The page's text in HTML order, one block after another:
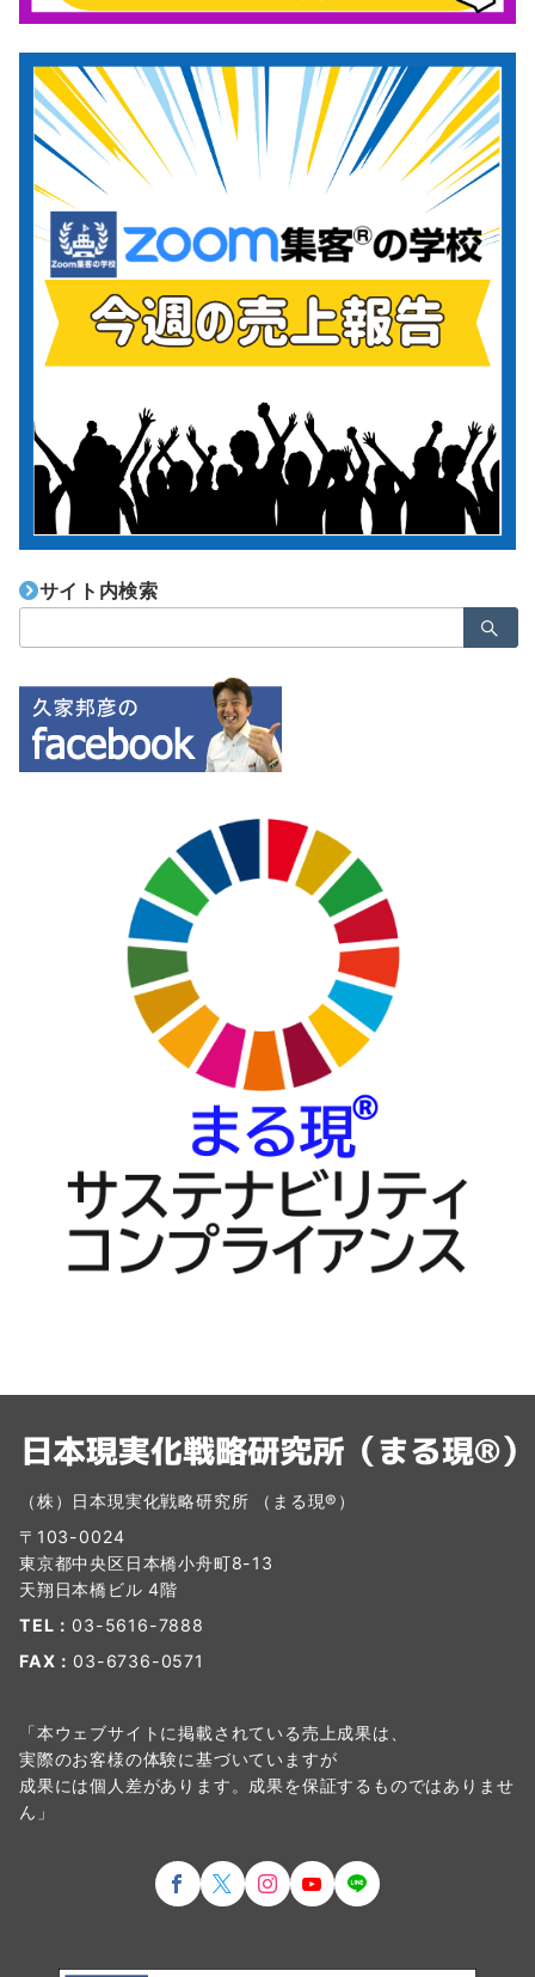
サイト内検索
索：
（株）日本現実化戦略研究所 （まる現®）
〒103-0024
東京都中央区日本橋小舟町8-13
天翔日本橋ビル 4階
TEL： 03-5616-7888
FAX： 03-6736-0571
「本ウェブサイトに掲載されている売上成果は、
実際のお客様の体験に基づいていますが
成果には個人差があります。成果を保証するものではありませ
ん」